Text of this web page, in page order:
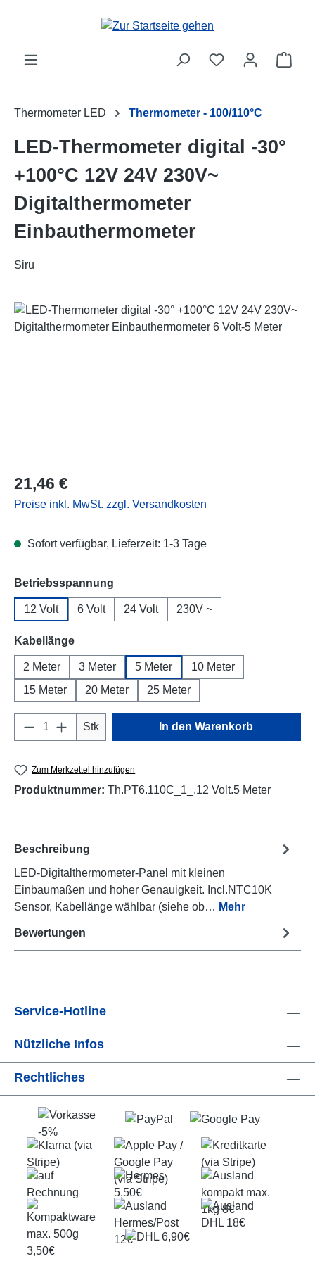
Zum Hauptinhalt springen
Thermometer LED Thermometer - 100/110°C
LED-Thermometer digital -30°
+100°C 12V 24V 230V~
Digitalthermometer
Einbauthermometer
Siru
Bildergalerie überspringen
Regulärer Preis:
21,46 €
Preise inkl. MwSt. zzgl. Versandkosten
Sofort verfügbar, Lieferzeit: 1-3 Tage
Betriebsspannung
12 Volt 6 Volt 24 Volt 230V ~
Kabellängeauswählen
2 Meter 3 Meter 5 Meter
10 Meter
15 Meter
20 Meter 25 Meter
Produkt Anzahl: Gib den gewünschten
Stk In den Warenkorb
Zum Merkzettel hinzufügen
Produktnummer: Th.PT6.110C_1_.12 Volt.5 Meter
Beschreibung
LED-Digitalthermometer-Panel mit kleinen
Einbaumaßen und hoher Genauigkeit. Incl.NTC10K
Sensor, Kabellänge wählbar (siehe ob… Mehr
Bewertungen
Service-Hotline
Nützliche Infos
Rechtliches